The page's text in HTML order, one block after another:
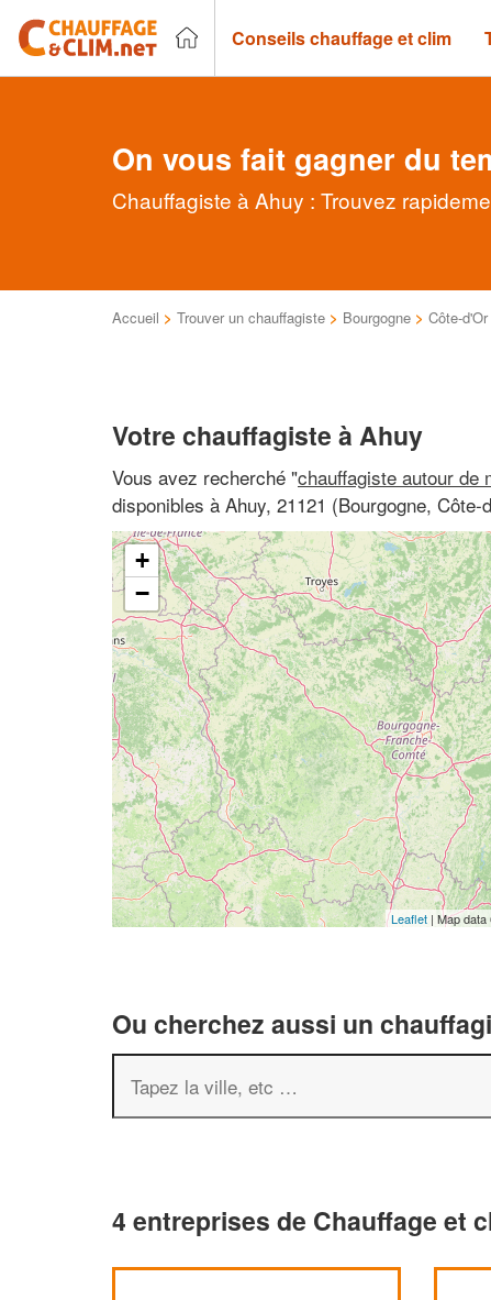
Conseils chauffage et clim
On vous fait gagner du
Chauffagiste à Ahuy : Trouvez
Accueil > Trouver un chauffagiste > Bourgogne > Côte-d'Or
Votre chauffagiste à Ahuy
Vous avez recherché "chauffagiste autour de
disponibles à Ahuy, 21121 (Bourgogne, Côte-
+
−
Leaflet | Map
Ou cherchez aussi un
4 entreprises de Chauffage et